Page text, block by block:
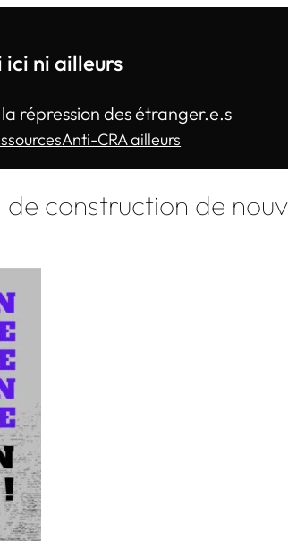
ici ni ailleurs
répression des étranger.e.s
Anti-CRA ailleurs
construction de